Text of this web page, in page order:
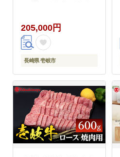
ク）《壱岐市》 アウト
ドア キャンプ 寝具 羽
毛 [JFJ011] 200000
200000円 20万円
205,000円
長崎県 壱岐市